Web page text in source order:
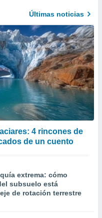
Últimas noticias
4 rincones de
de un cuento
extrema: cómo
subsuelo está
de rotación terrestre